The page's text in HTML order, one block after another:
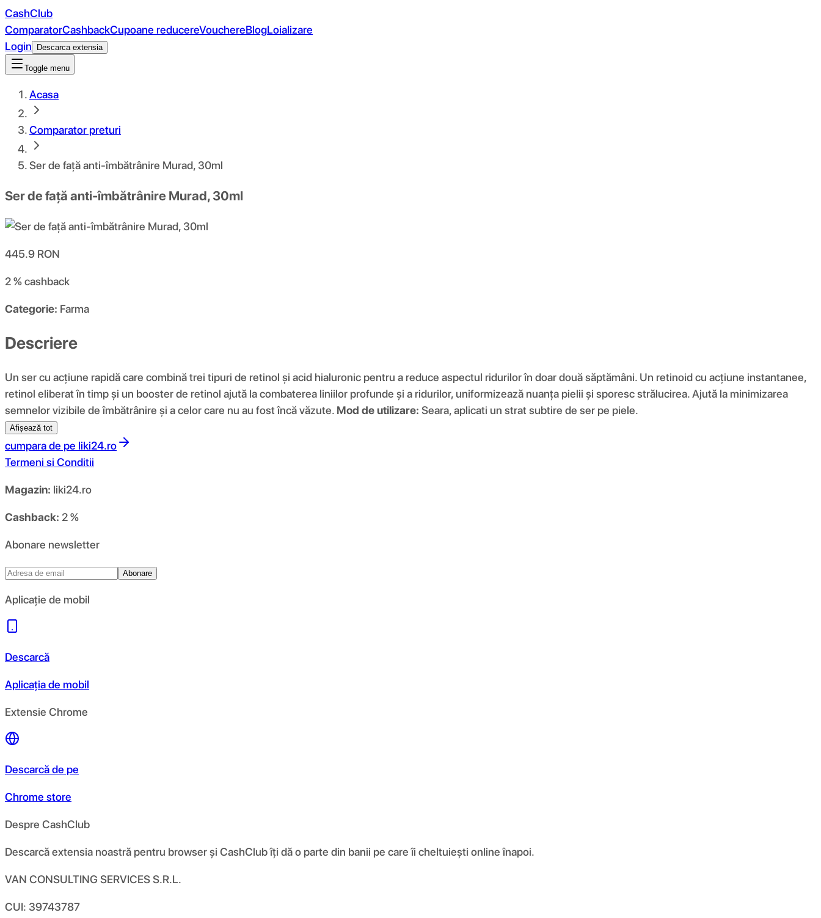
CashClub
ComparatorCashbackCupoane reducereVouchereBlogLoializare
Login
Descarca extensia
Toggle menu
Acasa
Comparator preturi
Ser de față anti-îmbătrânire Murad, 30ml
Ser de față anti-îmbătrânire Murad, 30ml
445.9 RON
2 %cashback
Categorie: Farma
Descriere
Un ser cu acțiune rapidă care combină trei tipuri de retinol și acid hialuronic pentru a reduce aspectul ridurilor în doar două săptămâni. Un retinoid cu acțiune instantanee,
retinol eliberat în timp și un booster de retinol ajută la combaterea liniilor profunde și a ridurilor, uniformizează nuanța pielii și sporesc strălucirea. Ajută la minimizarea
semnelor vizibile de îmbătrânire și a celor care nu au fost încă văzute. Mod de utilizare: Seara, aplicati un strat subtire de ser pe piele.
Afișează tot
cumpara de pe liki24.ro
Termeni si Conditii
Magazin: liki24.ro
Cashback: 2 %
Abonare newsletter
Abonare
Aplicație de mobil
Descarcă
Aplicația de mobil
Extensie Chrome
Descarcă de pe
Chrome store
Despre CashClub
Descarcă extensia noastră pentru browser și CashClub îți dă o parte din banii pe care îi cheltuiești online înapoi.
VAN CONSULTING SERVICES S.R.L.
CUI: 39743787